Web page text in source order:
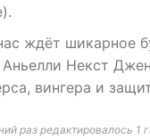
ждёт шикарное
Аньелли Некст
вингера и
раз редактировалось 1